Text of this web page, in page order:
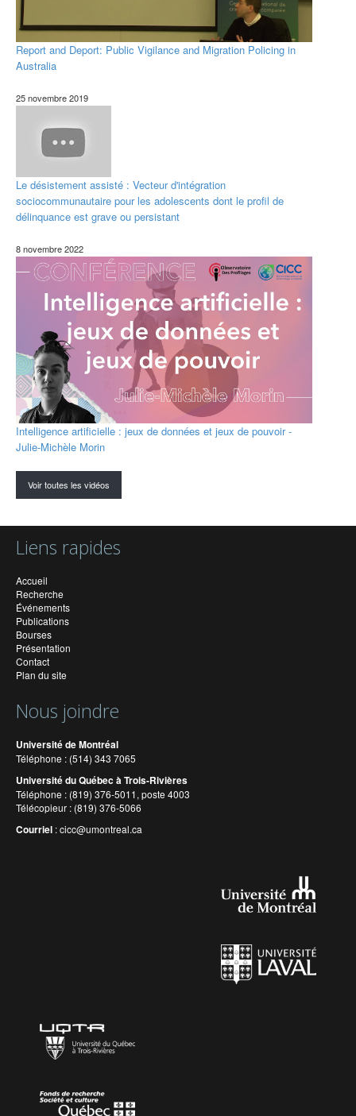
Report and Deport: Public Vigilance and Migration Policing in
Australia
25 novembre 2019
Le désistement assisté : Vecteur d'intégration
sociocommunautaire pour les adolescents dont le profil de
délinquance est grave ou persistant
8 novembre 2022
Intelligence artificielle : jeux de données et jeux de pouvoir -
Julie-Michèle Morin
Voir toutes les vidéos
Liens rapides
Accueil
Recherche
Événements
Publications
Bourses
Présentation
Contact
Plan du site
Nous joindre
Université de Montréal
Téléphone : (514) 343 7065
Université du Québec à Trois-Rivières
Téléphone : (819) 376-5011, poste 4003
Télécopieur : (819) 376-5066
Courriel :cicc@umontreal.ca